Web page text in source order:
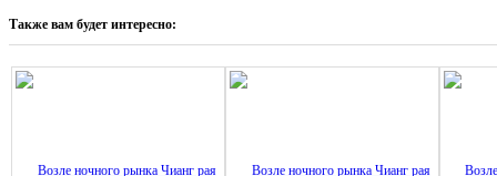
Также вам будет интересно: